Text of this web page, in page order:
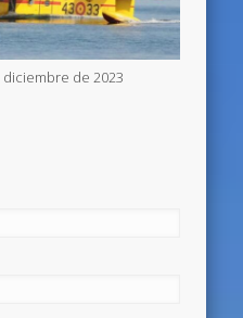
de 2023